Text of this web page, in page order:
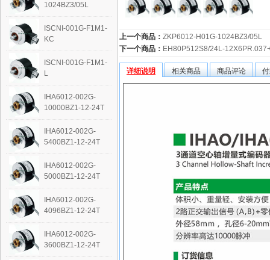
1024BZ3/05L
ISCNI-001G-F1M1-
KC
ISCNI-001G-F1M1-
L
IHA6012-002G-
10000BZ1-12-24T
IHA6012-002G-
5400BZ1-12-24T
IHA6012-002G-
5000BZ1-12-24T
IHA6012-002G-
4096BZ1-12-24T
IHA6012-002G-
3600BZ1-12-24T
上一个商品： ZKP6012-H01G-1024BZ3/05L
下一个商品： EH80P512S8/24L-
详细说明 相关商品 商品评论